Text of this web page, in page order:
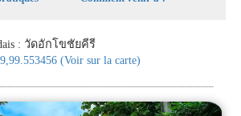
: วัดอักโขชัยคีรี
(Voir sur la carte)